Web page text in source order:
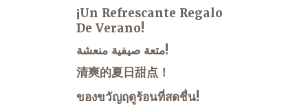
¡Un Refrescante Regalo
De Verano!
متعة صيفية منعشة!
清爽的夏日甜点！
ของขวัญฤดูร้อนที่สดชื่น!